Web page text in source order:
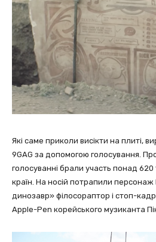
Які саме приколи висікти на плиті,
9GAG за допомогою голосування.
голосуванні брали участь понад 620
країн. На носій потрапили
динозавр» філосораптор і стоп-
Apple-Pen корейського музиканта